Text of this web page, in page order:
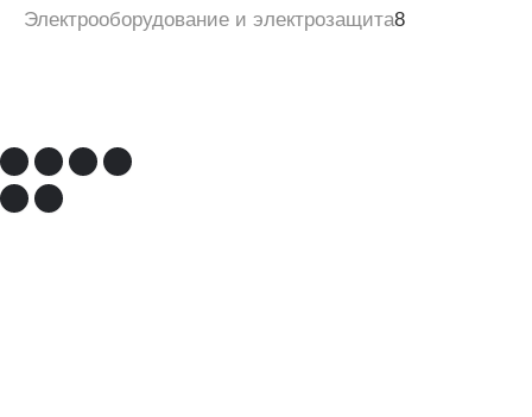
Электрооборудование и электрозащита8